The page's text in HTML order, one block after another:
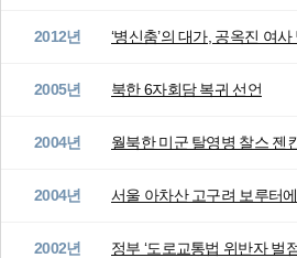
2012년 ‘병신춤’의 대가, 공옥진 여사
2005년 북한 6자회담 복귀 선언
2004년 월북한 미군 탈영병 찰스 젠
2004년 서울 아차산 고구려 보루터
2002년 정부 ‘도로교통법 위반자 벌